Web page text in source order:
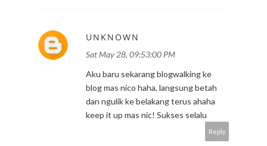
UNKNOWN
Sat May 28, 09:53:00 PM
Aku baru sekarang blogwalking ke
blog mas nico haha, langsung betah
dan ngulik ke belakang terus ahaha
keep it up mas nic! Sukses selalu
Reply